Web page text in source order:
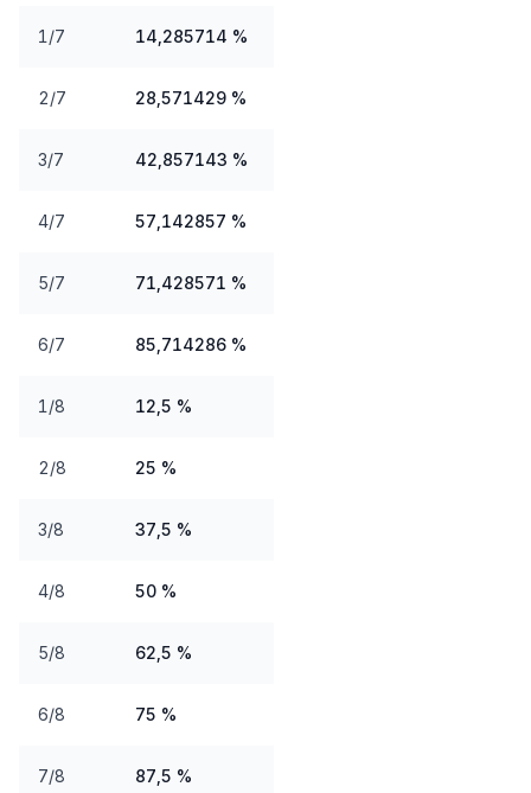
1/7 14,285714 %
2/7 28,571429 %
3/7 42,857143 %
4/7 57,142857 %
5/7 71,428571 %
6/7 85,714286 %
1/8 12,5 %
2/8 25 %
3/8 37,5 %
4/8 50 %
5/8 62,5 %
6/8 75 %
7/8 87,5 %